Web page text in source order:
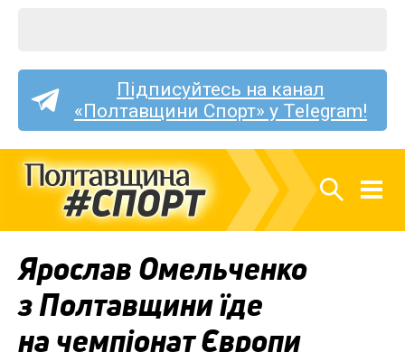
Підписуйтесь на канал
«Полтавщини Спорт» у Telegram!
Ярослав Омельченко
з Полтавщини їде
на чемпіонат Європи